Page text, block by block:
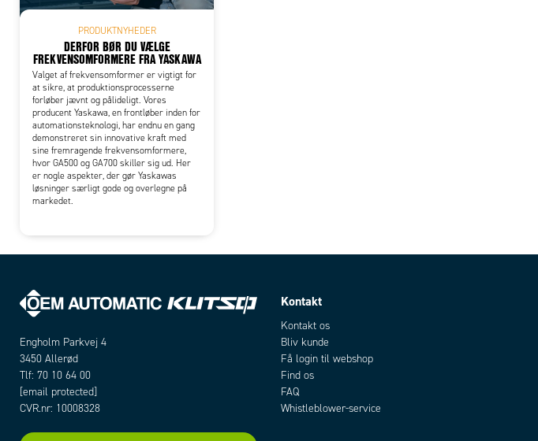
PRODUKTNYHEDER
DERFOR BØR DU VÆLGE
FREKVENSOMFORMERE FRA YASKAWA
Valget af frekvensomformer er vigtigt for
at sikre, at produktionsprocesserne
forløber jævnt og pålideligt. Vores
producent Yaskawa, en frontløber inden for
automationsteknologi, har endnu en gang
demonstreret sin innovative kraft med
sine fremragende frekvensomformere,
hvor GA500 og GA700 skiller sig ud. Her
er nogle aspekter, der gør Yaskawas
løsninger særligt gode og overlegne på
markedet.
Engholm Parkvej 4
3450 Allerød
Tlf: 70 10 64 00
[email protected]
CVR.nr: 10008328
Kontakt
Kontakt os
Bliv kunde
Få login til webshop
Find os
FAQ
Whistleblower-service